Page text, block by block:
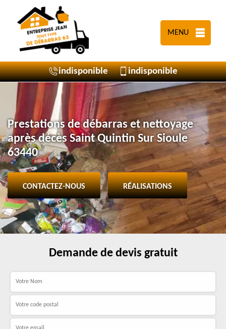
MENU
indisponible indisponible
Prestations de débarras et nettoyage
après décès Saint Quintin Sur Sioule
63440
CONTACTEZ-NOUS RÉALISATIONS
Demande de devis gratuit